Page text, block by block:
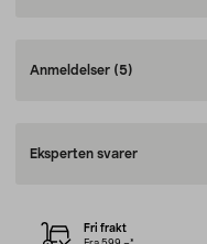
Anmeldelser (5)
Eksperten svarer
Fri frakt